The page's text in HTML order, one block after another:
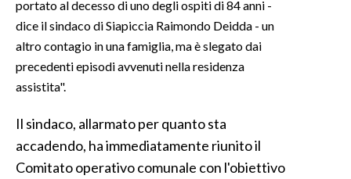
SARDEGNA TURISMO
SARDI NEL MONDO
NOTIZIE
EVENTI
#CARAUNIONE
3 MINUTI CON
portato al decesso di uno degli ospiti di 84 anni -
dice il sindaco di Siapiccia Raimondo Deidda - un
altro contagio in una famiglia, ma è slegato dai
precedenti episodi avvenuti nella residenza
assistita".
Il sindaco, allarmato per quanto sta
accadendo, ha immediatamente riunito il
Comitato operativo comunale con l'obiettivo